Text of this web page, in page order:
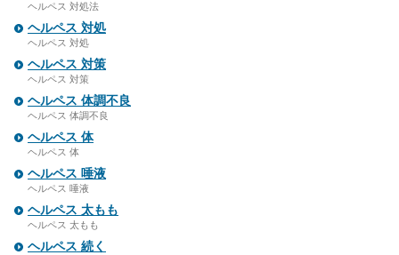
ヘルペス 対処法
ヘルペス 対処
ヘルペス 対処
ヘルペス 対策
ヘルペス 対策
ヘルペス 体調不良
ヘルペス 体調不良
ヘルペス 体
ヘルペス 体
ヘルペス 唾液
ヘルペス 唾液
ヘルペス 太もも
ヘルペス 太もも
ヘルペス 続く